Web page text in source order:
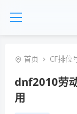
首页 CF排位
dnf2010劳
用